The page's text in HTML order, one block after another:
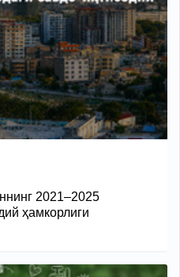
2021–2025
ҳамкорлиги